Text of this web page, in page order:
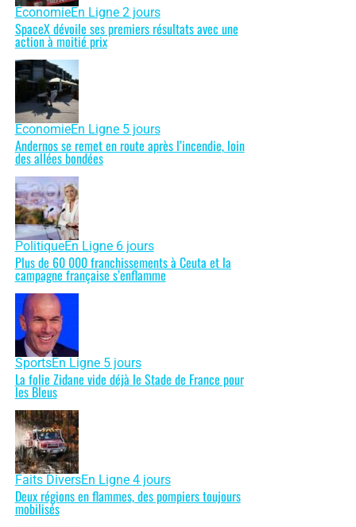
ÉconomieEn Ligne 2 jours
SpaceX dévoile ses premiers résultats avec une
action à moitié prix
ÉconomieEn Ligne 5 jours
Andernos se remet en route après l’incendie, loin
des allées bondées
PolitiqueEn Ligne 6 jours
Plus de 60 000 franchissements à Ceuta et la
campagne française s’enflamme
SportsEn Ligne 5 jours
La folie Zidane vide déjà le Stade de France pour
les Bleus
Faits DiversEn Ligne 4 jours
Deux régions en flammes, des pompiers toujours
mobilisés